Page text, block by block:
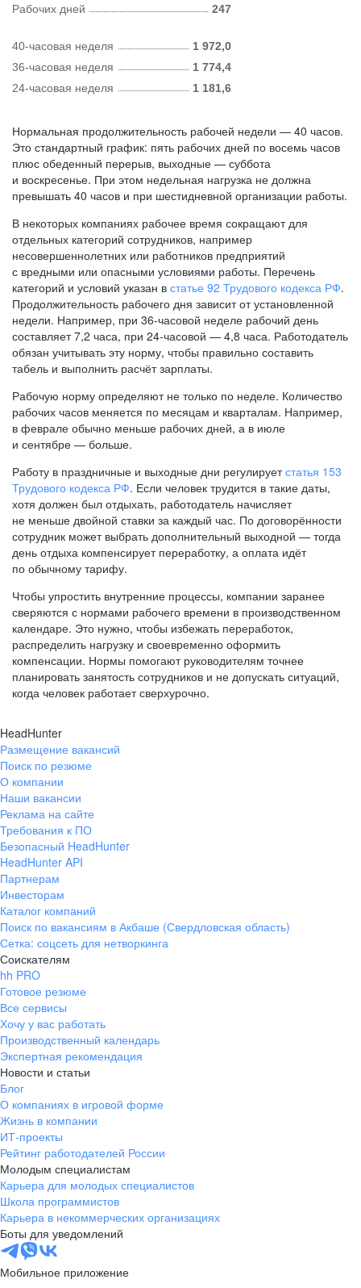
Рабочих дней 247
40-часовая неделя
1 972,0
36-часовая неделя
1 774,4
24-часовая неделя
1 181,6
Нормальная продолжительность рабочей недели — 40 часов.
Это стандартный график: пять рабочих дней по восемь часов
плюс обеденный перерыв, выходные — суббота
и воскресенье. При этом недельная нагрузка не должна
превышать 40 часов и при шестидневной организации работы.
В некоторых компаниях рабочее время сокращают для
отдельных категорий сотрудников, например
несовершеннолетних или работников предприятий
с вредными или опасными условиями работы. Перечень
категорий и условий указан в статье 92 Трудового кодекса РФ.
Продолжительность рабочего дня зависит от установленной
недели. Например, при 36-часовой неделе рабочий день
составляет 7,2 часа, при 24-часовой — 4,8 часа. Работодатель
обязан учитывать эту норму, чтобы правильно составить
табель и выполнить расчёт зарплаты.
Рабочую норму определяют не только по неделе. Количество
рабочих часов меняется по месяцам и кварталам. Например,
в феврале обычно меньше рабочих дней, а в июле
и сентябре — больше.
Работу в праздничные и выходные дни регулируетстатья 153
Трудового кодекса РФ. Если человек трудится в такие даты,
хотя должен был отдыхать, работодатель начисляет
не меньше двойной ставки за каждый час. По договорённости
сотрудник может выбрать дополнительный выходной — тогда
день отдыха компенсирует переработку, а оплата идёт
по обычному тарифу.
Чтобы упростить внутренние процессы, компании заранее
сверяются с нормами рабочего времени в производственном
календаре. Это нужно, чтобы избежать переработок,
распределить нагрузку и своевременно оформить
компенсации. Нормы помогают руководителям точнее
планировать занятость сотрудников и не допускать ситуаций,
когда человек работает сверхурочно.
HeadHunter
Размещение вакансий
Поиск по резюме
О компании
Наши вакансии
Реклама на сайте
Требования к ПО
Безопасный HeadHunter
HeadHunter API
Партнерам
Инвесторам
Каталог компаний
Поиск по вакансиям в Акбаше (Свердловская область)
Сетка: соцсеть для нетворкинга
Соискателям
hh PRO
Готовое резюме
Все сервисы
Хочу у вас работать
Производственный календарь
Экспертная рекомендация
Новости и статьи
Блог
О компаниях в игровой форме
Жизнь в компании
ИТ-проекты
Рейтинг работодателей России
Молодым специалистам
Карьера для молодых специалистов
Школа программистов
Карьера в некоммерческих организациях
Боты для уведомлений
Мобильное приложение